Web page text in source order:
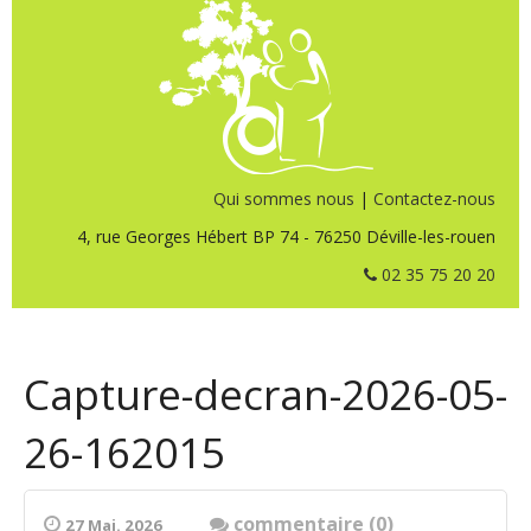
Qui sommes nous | Contactez-nous
4, rue Georges Hébert BP 74 - 76250 Déville-les-rouen
02 35 75 20 20
Capture-decran-2026-05-
26-162015
27 Mai. 2026
commentaire (0)